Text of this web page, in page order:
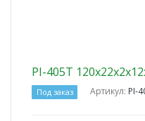
PI-405T
Под заказ Артикул: PI-